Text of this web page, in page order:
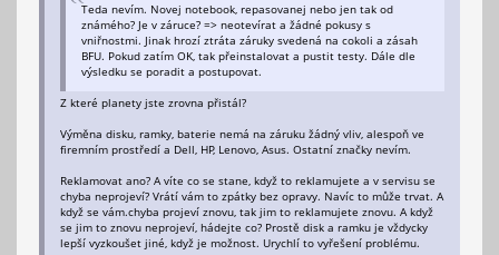
Teda nevím. Novej notebook, repasovanej nebo jen tak od
známého? Je v záruce? => neotevírat a žádné pokusy s
vniřnostmi. Jinak hrozí ztráta záruky svedená na cokoli a zásah
BFU. Pokud zatím OK, tak přeinstalovat a pustit testy. Dále dle
výsledku se poradit a postupovat.
Z které planety jste zrovna přistál?
Výměna disku, ramky, baterie nemá na záruku žádný vliv, alespoň ve
firemním prostředí a Dell, HP, Lenovo, Asus. Ostatní značky nevím.
Reklamovat ano? A víte co se stane, když to reklamujete a v servisu se
chyba neprojeví? Vrátí vám to zpátky bez opravy. Navíc to může trvat. A
když se vám.chyba projeví znovu, tak jim to reklamujete znovu. A když
se jim to znovu neprojeví, hádejte co? Prostě disk a ramku je vždycky
lepší vyzkoušet jiné, když je možnost. Urychlí to vyřešení problému.